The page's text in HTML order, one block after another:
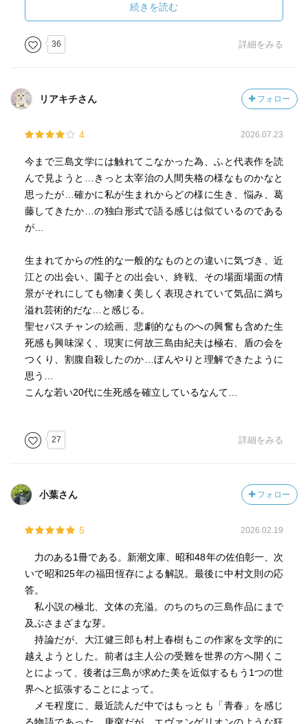
異性愛者としての仮面を被った本作の主人公ですが、後に
三島さんご本人は憧れていた筋肉質の男へと自身を鍛え上
げ、そして最後には妄想していた男達のように自害して血
うに思えます。
これを考えると感慨深いですし、この作品は三島さんご自
っと見つめてしまう深夜24時なのでした。
おびのりさん、かなり重たかったのに芸術作品を鑑賞した
気分になりました！
『禁色』も楽しみです♪
最近沼落ちオススメ作品を読んでいてふと思った事が。
男性が男性を好きになる時も、異性愛者と同じで好みの容
姿とか性格とか人によって違うんだろうな、と思うとやっ
ぱり人間て不思議な生き物ですよね。
動物みたいに簡単に行かない所が。
好みのタイプって全てを具現化すると案外凄い事になって
たりして。
いている部分が多く『金閣寺』は、かなり強烈でした。
『金閣寺』で印象に残るのが障害を抱えた登場人物の内面
(特に鬱屈した部分)の描き方でした。どうしてここまで書け
るのか、三島由紀夫という作家はどういう人物なのかと思
苦悩を抱えていたことを知り、彼だからこそ深層心理まで
掘り下げた描写ができるのだと腑に落ちました。人生の良
だと思いました。
(2026.4.11読了)
続きを読む
36 詳細をみる
リアキチさん フォロー
4 2026.07.23
今まで三島文学には触れてこなかった為、ふと代表作を読
んで見ようと…きっと太宰治の人間失格の様なものかなと
思ったが…確かに私が生まれからどの様に生き、悩み、葛
藤してきたか…の独白形式で語る感じは似ているのである
が…
生まれてからの性的な一般的なものとの違いに気づき、近
江との出会い、園子との出会い、終戦、その場面場面の情
景がそれにしても物凄く美しく表現されていて気品に満ち
溢れ芸術的だな…と感じる。
聖セバスチャンの絵画、悲劇的なものへの興奮も含めた生
死感も興味深く、現実に何故三島由紀夫は極右、盾の会を
つくり、割腹自殺したのか…ぼんやりと理解できたように
思う…
こんな若い20代に生死感を確立しているなんて…
27 詳細をみる
小葉さん フォロー
5 2026.02.19
力のある1冊である。新潮文庫、昭和48年の佐伯彰一、次
いで昭和25年の福田恆存による解説。最後に中村文則の応
答。
私小説の極北、文体の充溢。のちのちの三島作品にまで
及ぶさまざまな芽。
持論だが、大江健三郎も村上春樹もこの作家を文学的に
越えようとした。前者は主人公の受難を世界の方へ開くこ
とによって、後者は三島が求めた美を近似するもう1つの世
界へと拡張することによって。
メモ程度に、最近読んだ中ではもっとも「青春」を感じ